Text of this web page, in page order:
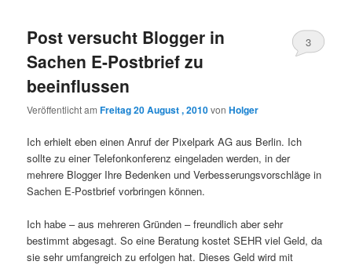
Post versucht Blogger in
Sachen E-Postbrief zu
beeinflussen
Veröffentlicht amFreitag 20 August , 2010vonHolger
3
Ich erhielt eben einen Anruf der Pixelpark AG aus Berlin. Ich
sollte zu einer Telefonkonferenz eingeladen werden, in der
mehrere Blogger Ihre Bedenken und Verbesserungsvorschläge in
Sachen E-Postbrief vorbringen können.
Ich habe – aus mehreren Gründen – freundlich aber sehr
bestimmt abgesagt. So eine Beratung kostet SEHR viel Geld, da
sie sehr umfangreich zu erfolgen hat. Dieses Geld wird mit